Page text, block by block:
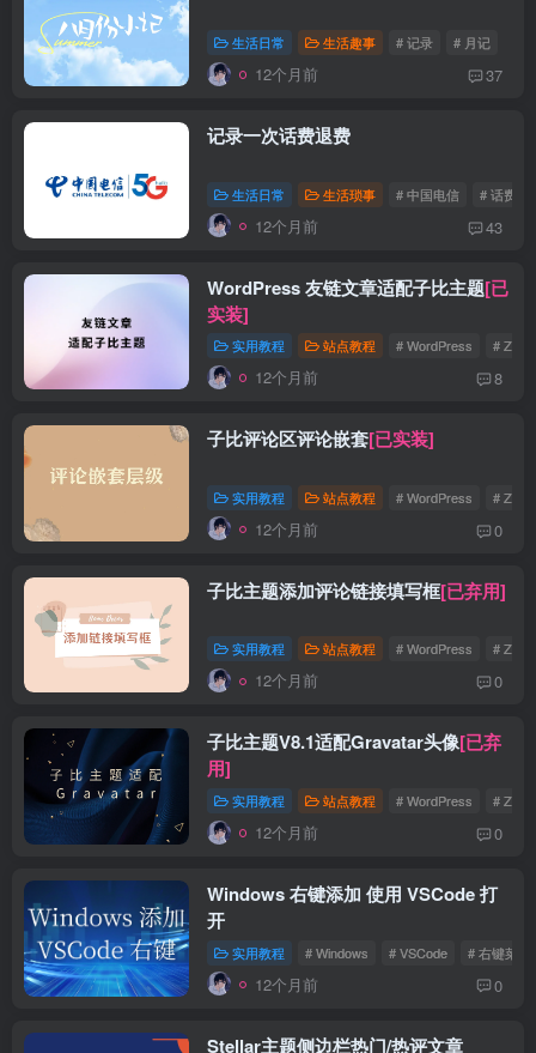
生活日常 生活趣事 # 记录 # 月记
12个月前 37
记录一次话费退费
生活日常 生活琐事 # 中国电信 # 话费
12个月前 43
WordPress 友链文章适配子比主题[已
实装]
实用教程 站点教程 # WordPress # Zibll
12个月前 8
子比评论区评论嵌套[已实装]
实用教程 站点教程 # WordPress # Zibll
12个月前 0
子比主题添加评论链接填写框[已弃用]
实用教程 站点教程 # WordPress # Zibll
12个月前 0
子比主题V8.1适配Gravatar头像[已弃
用]
实用教程 站点教程 # WordPress # Zibll
12个月前 0
Windows 右键添加 使用 VSCode 打
开
实用教程 # Windows # VSCode # 右键菜单
12个月前 0
Stellar主题侧边栏热门/热评文章